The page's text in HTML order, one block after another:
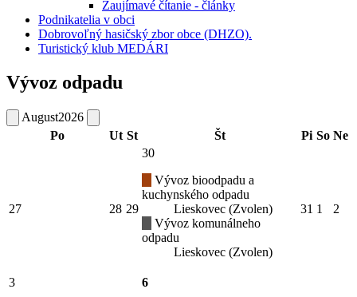
Zaujímavé čítanie - články
Podnikatelia v obci
Dobrovoľný hasičský zbor obce (DHZO).
Turistický klub MEDÁRI
Vývoz odpadu
August2026
Po
Ut St Št Pi So Ne
27 28 29
30
Vývoz bioodpadu a
kuchynského odpadu
Lieskovec (Zvolen)
Vývoz komunálneho
odpadu
Lieskovec (Zvolen)
31 1 2
3
6